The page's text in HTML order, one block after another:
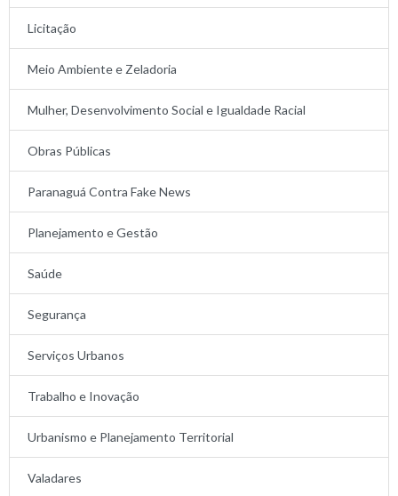
Licitação
Meio Ambiente e Zeladoria
Mulher, Desenvolvimento Social e Igualdade Racial
Obras Públicas
Paranaguá Contra Fake News
Planejamento e Gestão
Saúde
Segurança
Serviços Urbanos
Trabalho e Inovação
Urbanismo e Planejamento Territorial
Valadares